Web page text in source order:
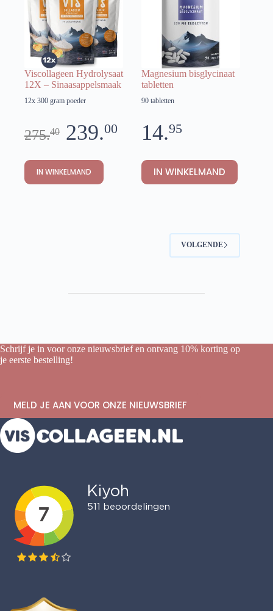
Viscollageen Hydrolysaat
12X – Sinaasappelsmaak
12x 300 gram poeder
275.40 239.00
IN WINKELMAND
Magnesium bisglycinaat
tabletten
90 tabletten
14.95
IN WINKELMAND
VOLGENDE
Schrijf je in voor onze nieuwsbrief en ontvang 10% korting op
je eerste bestelling!
MELD JE AAN VOOR ONZE NIEUWSBRIEF